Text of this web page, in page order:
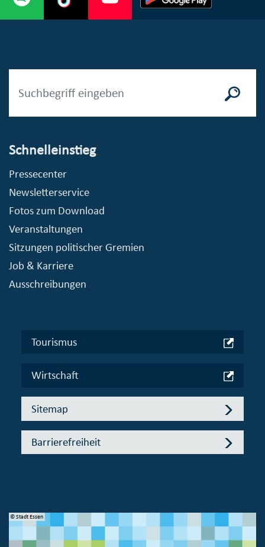
Schnelleinstieg
Pressecenter
Newsletterservice
Fotos zum Download
Veranstaltungen
Sitzungen politischer Gremien
Job & Karriere
Ausschreibungen
Tourismus
Wirtschaft
Sitemap
Barrierefreiheit
© Stadt Essen